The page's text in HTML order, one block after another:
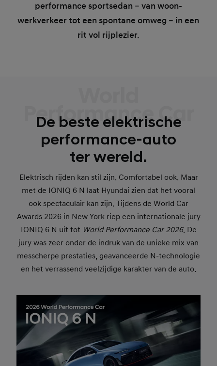
performance sportsedan – van woon-
werkverkeer tot een spontane omweg – in een
rit vol rijplezier.
Performance Car
De beste elektrische
performance-auto
ter wereld.
Elektrisch rijden kan stil zijn. Comfortabel ook. Maar
met de IONIQ 6 N laat Hyundai zien dat het vooral
ook spectaculair kan zijn. Tijdens de World Car
Awards 2026 in New York riep een internationale jury
IONIQ 6 N uit tot World Performance Car 2026. De
jury was zeer onder de indruk van de unieke mix van
messcherpe prestaties, geavanceerde N-technologie
en het verrassend veelzijdige karakter van de auto.